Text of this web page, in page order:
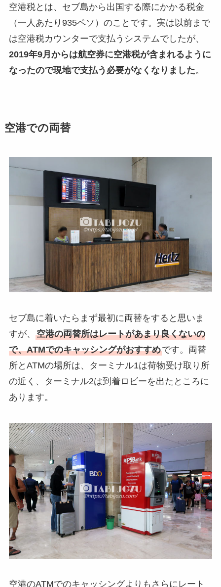
空港税とは、セブ島から出国する際にかかる税金
（一人あたり935ペソ）のことです。実は以前まで
は空港税カウンターで支払うシステムでしたが、
2019年9月からは航空券に空港税が含まれるように
なったので現地で支払う必要がなくなりました。
空港での両替
セブ島に着いたらまず最初に両替をすると思いま
すが、 空港の両替所はレートがあまり良くないの
で、ATMでのキャッシングがおすすめです。両替
所とATMの場所は、ターミナル1は荷物受け取り所
の近く、ターミナル2は到着ロビーを出たところに
あります。
空港のATMでのキャッシングよりもさらにレート